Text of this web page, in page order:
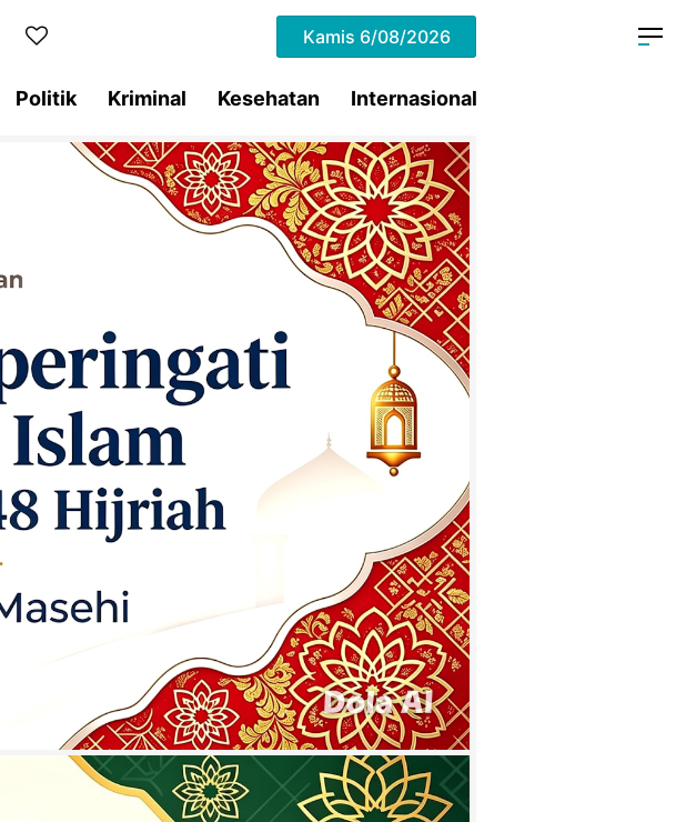
Kamis 6/08/2026
Politik Kriminal Kesehatan Internasional